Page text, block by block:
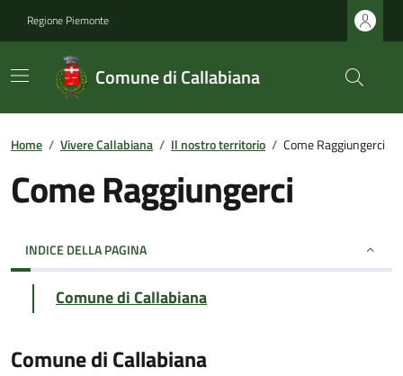
Regione Piemonte
Comune di Callabiana
Home / Vivere Callabiana / Il nostro territorio / Come Raggiungerci
Come Raggiungerci
INDICE DELLA PAGINA
Comune di Callabiana
Comune di Callabiana